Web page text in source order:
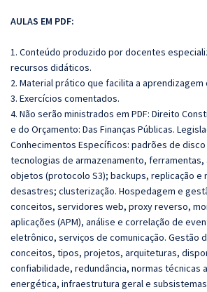
AULAS EM PDF:
1. Conteúdo produzido por docentes
recursos didáticos.
2. Material prático que facilita a aprendizagem
3. Exercícios comentados.
4. Não serão ministrados em PDF: Direito
e do Orçamento: Das Finanças Públicas.
Conhecimentos Específicos: padrões de
tecnologias de armazenamento, ferramentas,
objetos (protocolo S3); backups, replicação e
desastres; clusterização. Hospedagem e
conceitos, servidores web, proxy reverso,
aplicações (APM), análise e correlação de
eletrônico, serviços de comunicação. Gestão
conceitos, tipos, projetos, arquiteturas,
confiabilidade, redundância, normas técnicas
energética, infraestrutura geral e